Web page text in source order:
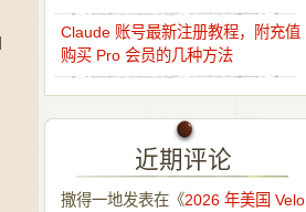
Claude 账号最新注册教程，附充值
购买 Pro 会员的几种方法
近期评论
撒得一地发表在《2026 年美国 Velo